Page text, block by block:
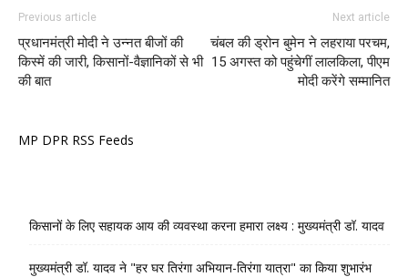
Previous article
प्रधानमंत्री मोदी ने उन्नत बीजों की
किस्में की जारी, किसानों-वैज्ञानिकों से भी
की बात
Next article
चंबल की ड्रोन बुमेन ने लहराया परचम,
15 अगस्त को पहुंचेगीं लालकिला, पीएम
मोदी करेंगे सम्मानित
MP DPR RSS Feeds
किसानों के लिए सहायक आय की व्यवस्था करना हमारा लक्ष्य : मुख्यमंत्री डॉ. यादव
मुख्यमंत्री डॉ. यादव ने "हर घर तिरंगा अभियान-तिरंगा यात्रा" का किया शुभारंभ